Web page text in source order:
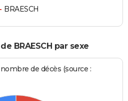
BRAESCH
BRAESCH par sexe
de décès (source :